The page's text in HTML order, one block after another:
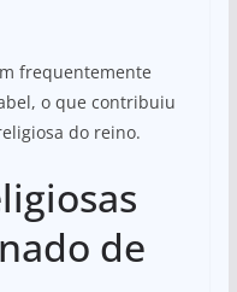
frequentemente
o que contribuiu
do reino.
de